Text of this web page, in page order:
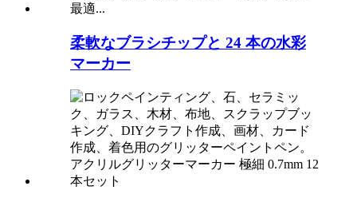
柔軟なブラシチップと 24 本の水彩
マーカー